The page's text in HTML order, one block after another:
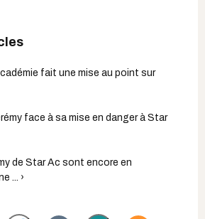
fait une mise au point sur
face à sa mise en danger à Star
de Star Ac sont encore en
... ›